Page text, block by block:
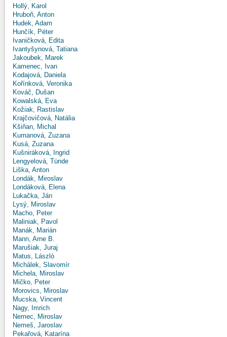
Hollý, Karol
Hruboň, Anton
Hudek, Adam
Hunčík, Péter
Ivaničková, Edita
Ivantyšynová, Tatiana
Jakoubek, Marek
Kamenec, Ivan
Kodajová, Daniela
Kořínková, Veronika
Kováč, Dušan
Kowalská, Eva
Kožiak, Rastislav
Krajčovičová, Natália
Kšiňan, Michal
Kumanová, Zuzana
Kusá, Zuzana
Kušniráková, Ingrid
Lengyelová, Tünde
Liška, Anton
Londák, Miroslav
Londáková, Elena
Lukačka, Ján
Lysý, Miroslav
Macho, Peter
Maliniak, Pavol
Manák, Marián
Mann, Arne B.
Marušiak, Juraj
Matus, László
Michálek, Slavomír
Michela, Miroslav
Mičko, Peter
Morovics, Miroslav
Mucska, Vincent
Nagy, Imrich
Nemec, Miroslav
Nemeš, Jaroslav
Pekařová, Katarína